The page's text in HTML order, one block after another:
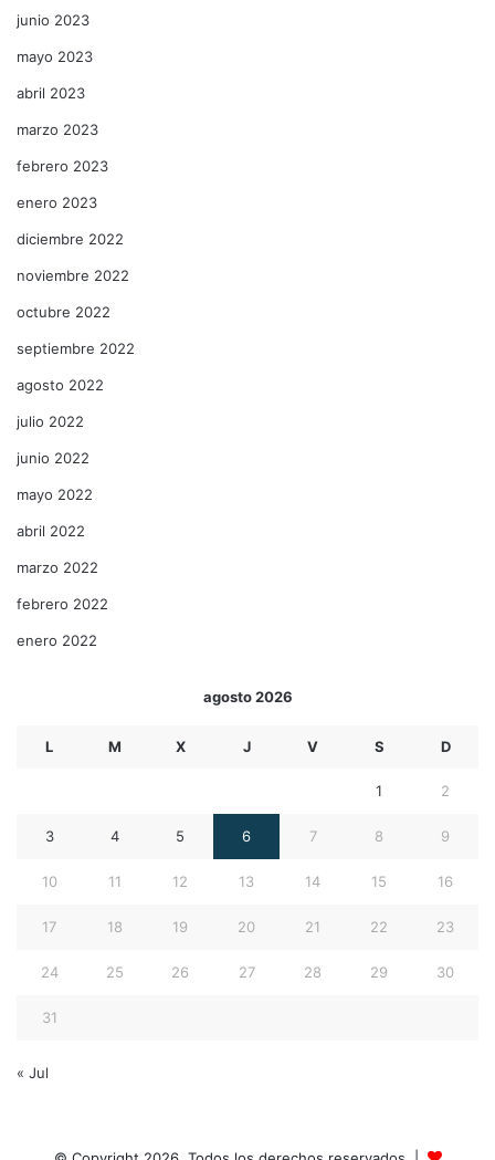
junio 2023
mayo 2023
abril 2023
marzo 2023
febrero 2023
enero 2023
diciembre 2022
noviembre 2022
octubre 2022
septiembre 2022
agosto 2022
julio 2022
junio 2022
mayo 2022
abril 2022
marzo 2022
febrero 2022
enero 2022
agosto 2026
L M X J V S D
1 2
3 4 5 6 7 8 9
10 11 12 13 14 15 16
17 18 19 20 21 22 23
24 25 26 27 28 29 30
31
« Jul